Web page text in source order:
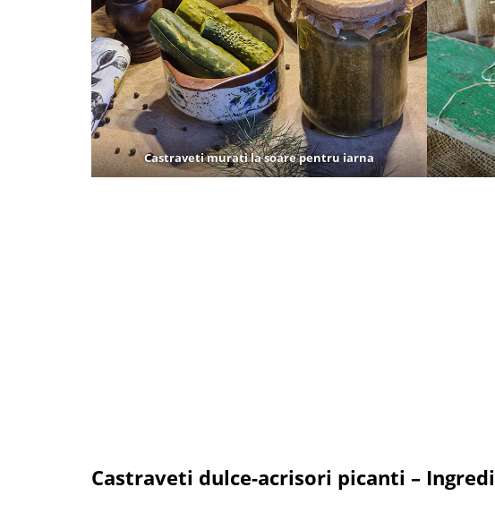
Castraveti murati la soare pentru iarna
Castraveti dulce-acrisori picanti –